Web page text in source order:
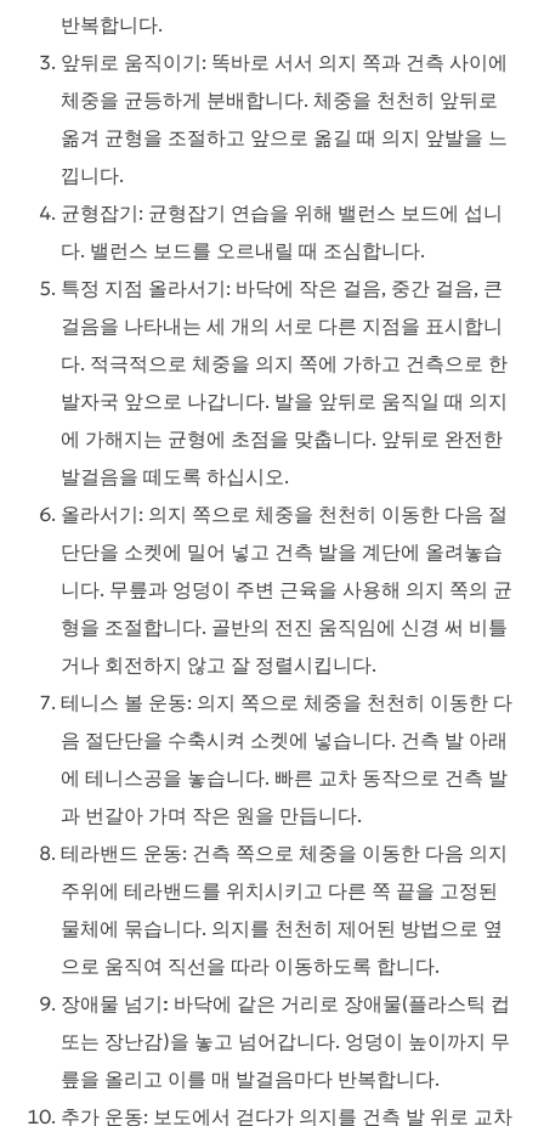
반복합니다.
앞뒤로 움직이기: 똑바로 서서 의지 쪽과 건측 사이에
체중을 균등하게 분배합니다. 체중을 천천히 앞뒤로
옮겨 균형을 조절하고 앞으로 옮길 때 의지 앞발을 느
낍니다.
균형잡기: 균형잡기 연습을 위해 밸런스 보드에 섭니
다. 밸런스 보드를 오르내릴 때 조심합니다.
특정 지점 올라서기: 바닥에 작은 걸음, 중간 걸음, 큰
걸음을 나타내는 세 개의 서로 다른 지점을 표시합니
다. 적극적으로 체중을 의지 쪽에 가하고 건측으로 한
발자국 앞으로 나갑니다. 발을 앞뒤로 움직일 때 의지
에 가해지는 균형에 초점을 맞춥니다. 앞뒤로 완전한
발걸음을 떼도록 하십시오.
올라서기: 의지 쪽으로 체중을 천천히 이동한 다음 절
단단을 소켓에 밀어 넣고 건측 발을 계단에 올려놓습
니다. 무릎과 엉덩이 주변 근육을 사용해 의지 쪽의 균
형을 조절합니다. 골반의 전진 움직임에 신경 써 비틀
거나 회전하지 않고 잘 정렬시킵니다.
테니스 볼 운동: 의지 쪽으로 체중을 천천히 이동한 다
음 절단단을 수축시켜 소켓에 넣습니다. 건측 발 아래
에 테니스공을 놓습니다. 빠른 교차 동작으로 건측 발
과 번갈아 가며 작은 원을 만듭니다.
테라밴드 운동: 건측 쪽으로 체중을 이동한 다음 의지
주위에 테라밴드를 위치시키고 다른 쪽 끝을 고정된
물체에 묶습니다. 의지를 천천히 제어된 방법으로 옆
으로 움직여 직선을 따라 이동하도록 합니다.
장애물 넘기: 바닥에 같은 거리로 장애물(플라스틱 컵
또는 장난감)을 놓고 넘어갑니다. 엉덩이 높이까지 무
릎을 올리고 이를 매 발걸음마다 반복합니다.
추가 운동: 보도에서 걷다가 의지를 건측 발 위로 교차